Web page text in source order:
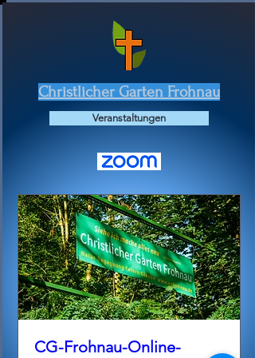
Christlicher Garten Frohnau
Veranstaltungen
CG-Frohnau-Online-